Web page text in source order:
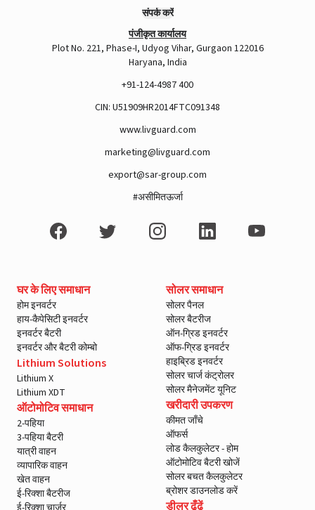
संपर्क करें
पंजीकृत कार्यालय
Plot No. 221, Phase-I, Udyog Vihar, Gurgaon 122016
Haryana, India
+91-124-4987 400
CIN: U51909HR2014FTC091348
www.livguard.com
marketing@livguard.com
export@sar-group.com
#असीमितऊर्जा
घर के लिए समाधान
होम इनवर्टर
हाय-कैपेसिटी इनवर्टर
इनवर्टर बैटरी
इनवर्टर और बैटरी कोम्बो
Lithium Solutions
Lithium X
Lithium XDT
ऑटोमोटिव समाधान
2-पहिया
3-पहिया बैटरी
यात्री वाहन
व्यापारिक वाहन
खेत वाहन
ई-रिक्शा बैटरीज
सोलर समाधान
सोलर पैनल
सोलर बैटरीज
ऑन-ग्रिड इनवर्टर
ऑफ-ग्रिड इनवर्टर
हाइब्रिड इनवर्टर
सोलर चार्ज कंट्रोलर
सोलर मैनेजमेंट यूनिट
खरीदारी उपकरण
कीमत जाँचे
ऑफर्स
लोड कैलकुलेटर - होम
ऑटोमोटिव बैटरी खोजें
सोलर बचत कैलकुलेटर
ब्रोशर डाउनलोड करें
डीलर ढूँढें